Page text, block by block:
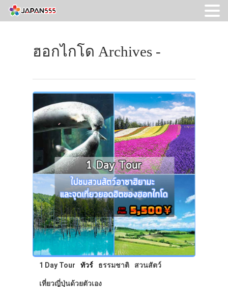
ฮอกไกโด Archives -
1 Day Tour ทัวร์ ธรรมชาติ สวนสัตว์
เที่ยวญี่ปุ่นด้วยตัวเอง